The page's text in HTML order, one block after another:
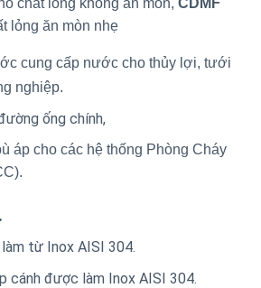
chất lỏng không ăn mòn, CDMF
lỏng ăn mòn nhẹ
cung cấp nước cho thủy lợi, tưới
nghiệp.
ống chính,
áp cho các hệ thống Phòng Cháy
từ Inox AISI 304.
cánh được làm Inox AISI 304.